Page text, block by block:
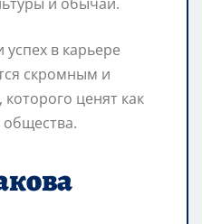
в карьере
скромным и
ценят как